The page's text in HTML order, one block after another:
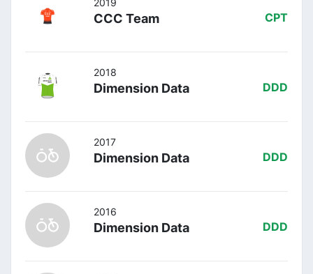
CCC Team CPT
2018
Dimension Data DDD
2017
Dimension Data DDD
2016
Dimension Data DDD